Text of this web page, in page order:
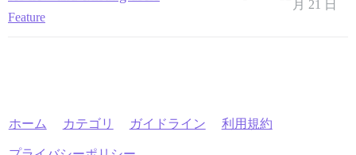
Feature
月 21 日
ホーム カテゴリ ガイドライン 利用規約